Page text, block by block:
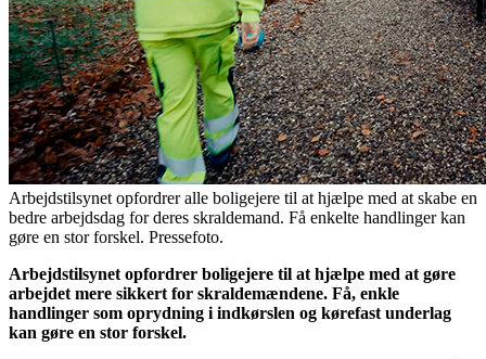
Arbejdstilsynet opfordrer alle boligejere til at hjælpe med at skabe en
bedre arbejdsdag for deres skraldemand. Få enkelte handlinger kan
gøre en stor forskel. Pressefoto.
Arbejdstilsynet opfordrer boligejere til at hjælpe med at gøre
arbejdet mere sikkert for skraldemændene. Få, enkle
handlinger som oprydning i indkørslen og kørefast underlag
kan gøre en stor forskel.